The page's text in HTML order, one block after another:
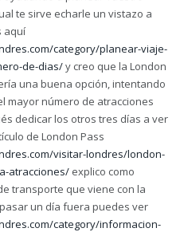
te sirve echarle un vistazo a
aquí
category/planear-viaje-
de-dias/y creo que la London
una buena opción, intentando
mayor número de atracciones
dedicar los otros tres días a ver
de London Pass
visitar-londres/london-
atracciones/ explico como
transporte que viene con la
un día fuera puedes ver
category/informacion-